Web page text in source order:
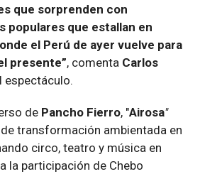
que sorprenden con
populares que estallan en
el Perú de ayer vuelve para
presente”, comenta Carlos
espectáculo.
de Pancho Fierro, "Airosa"
transformación ambientada en
circo, teatro y música en
la participación de Chebo